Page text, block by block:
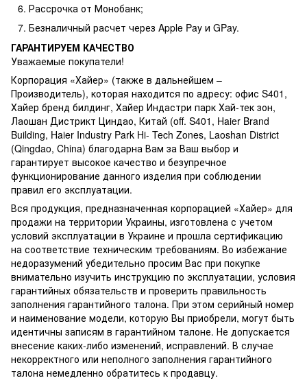
Рассрочка от Монобанк;
Безналичный расчет через Apple Pay и GPay.
ГАРАНТИРУЕМ КАЧЕСТВО
Уважаемые покупатели!
Корпорация «Хайер» (также в дальнейшем –
Производитель), которая находится по адресу: офис S401,
Хайер бренд билдинг, Хайер Индастри парк Хай-тек зон,
Лаошан Дистрикт Циндао, Китай (off. S401, Haier Brand
Building, Haier Industry Park Hi- Tech Zones, Laoshan District
(Qingdao, China) благодарна Вам за Ваш выбор и
гарантирует высокое качество и безупречное
функционирование данного изделия при соблюдении
правил его эксплуатации.
Вся продукция, предназначенная корпорацией «Хайер» для
продажи на территории Украины, изготовлена ​​с учетом
условий эксплуатации в Украине и прошла сертификацию
на соответствие техническим требованиям. Во избежание
недоразумений убедительно просим Вас при покупке
внимательно изучить инструкцию по эксплуатации, условия
гарантийных обязательств и проверить правильность
заполнения гарантийного талона. При этом серийный номер
и наименование модели, которую Вы приобрели, могут быть
идентичны записям в гарантийном талоне. Не допускается
внесение каких-либо изменений, исправлений. В случае
некорректного или неполного заполнения гарантийного
талона немедленно обратитесь к продавцу.